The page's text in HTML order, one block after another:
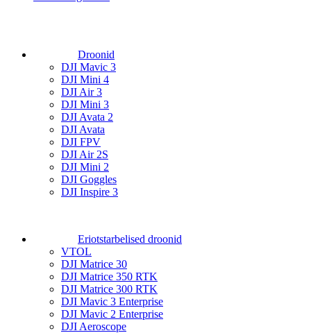
Droonid
DJI Mavic 3
DJI Mini 4
DJI Air 3
DJI Mini 3
DJI Avata 2
DJI Avata
DJI FPV
DJI Air 2S
DJI Mini 2
DJI Goggles
DJI Inspire 3
Eriotstarbelised droonid
VTOL
DJI Matrice 30
DJI Matrice 350 RTK
DJI Matrice 300 RTK
DJI Mavic 3 Enterprise
DJI Mavic 2 Enterprise
DJI Aeroscope